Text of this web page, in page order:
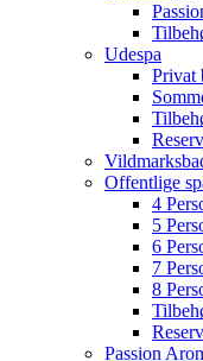
Udespa
Privat
Offentlige
4
5
6
7
8
Passion